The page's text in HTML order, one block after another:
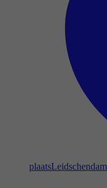
plaatsLeidschendam